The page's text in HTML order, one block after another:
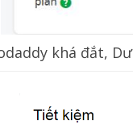
khá đắt,